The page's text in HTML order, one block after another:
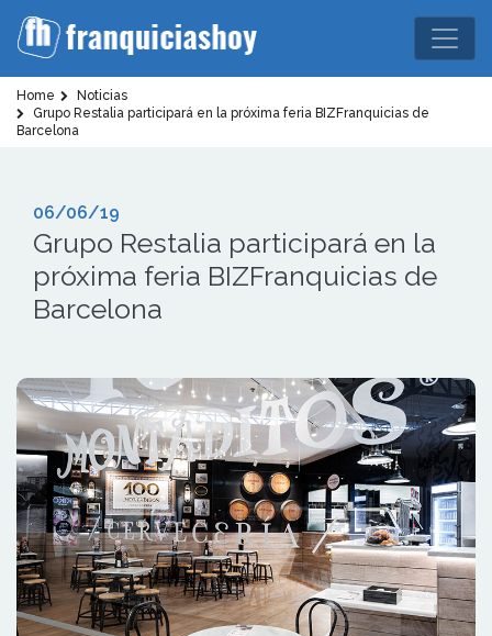
Home
Noticias
Grupo Restalia participará en la próxima feria BIZFranquicias de
Barcelona
06/06/19
Grupo Restalia participará en la
próxima feria BIZFranquicias de
Barcelona